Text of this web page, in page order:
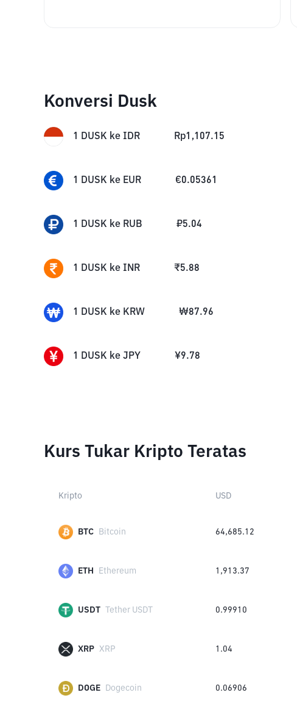
Konversi Dusk
1 DUSK ke IDR Rp1,107.15
1 DUSK ke EUR €0.05361
1 DUSK ke RUB ₽5.04
1 DUSK ke INR ₹5.88
1 DUSK ke KRW ₩87.96
1 DUSK ke JPY ¥9.78
Kurs Tukar Kripto Teratas
Kripto USD
BTC Bitcoin 64,685.12
ETH Ethereum 1,913.37
USDT Tether USDT 0.99910
XRP XRP 1.04
DOGE Dogecoin 0.06906